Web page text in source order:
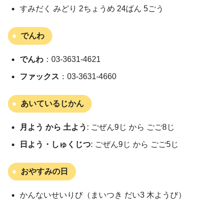
すみだく みどり 2ちょうめ 24ばん 5ごう
でんわ
でんわ ：03-3631-4621
ファックス ：03-3631-4660
あいているじかん
月よう から 土よう : ごぜん9じ から ごご8じ
日よう・しゅくじつ: ごぜん9じ から ごご5じ
おやすみの日
かんないせいりび（まいつき だい3 木ようび）